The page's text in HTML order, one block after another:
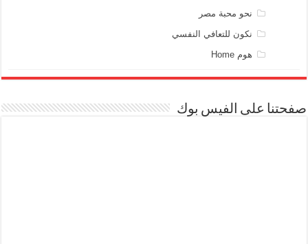
نحو محبة مصر
نكون للتعافي النفسي
هوم Home
صفحتنا على الفيس بوك